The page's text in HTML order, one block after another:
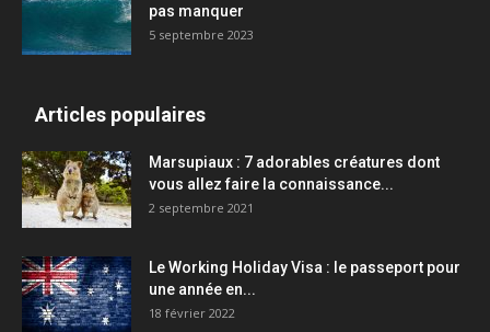
pas manquer
5 septembre 2023
Articles populaires
Marsupiaux : 7 adorables créatures dont
vous allez faire la connaissance...
2 septembre 2021
Le Working Holiday Visa : le passeport pour
une année en...
18 février 2022